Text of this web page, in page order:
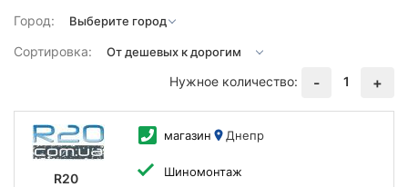
Город:
Сортировка:
Нужное количество:
- 1 +
R20
магазин Днепр
Шиномонтаж